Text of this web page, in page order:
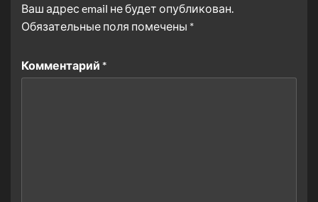
Ваш адрес email не будет опубликован.
Обязательные поля помечены *
Комментарий *